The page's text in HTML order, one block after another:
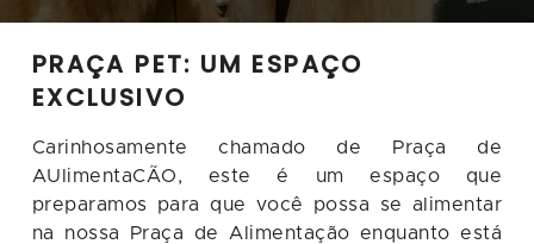
PRAÇA PET: UM ESPAÇO
EXCLUSIVO
Carinhosamente chamado de Praça de
AUlimentaCÃO, este é um espaço que
preparamos para que você possa se alimentar
na nossa Praça de Alimentação enquanto está